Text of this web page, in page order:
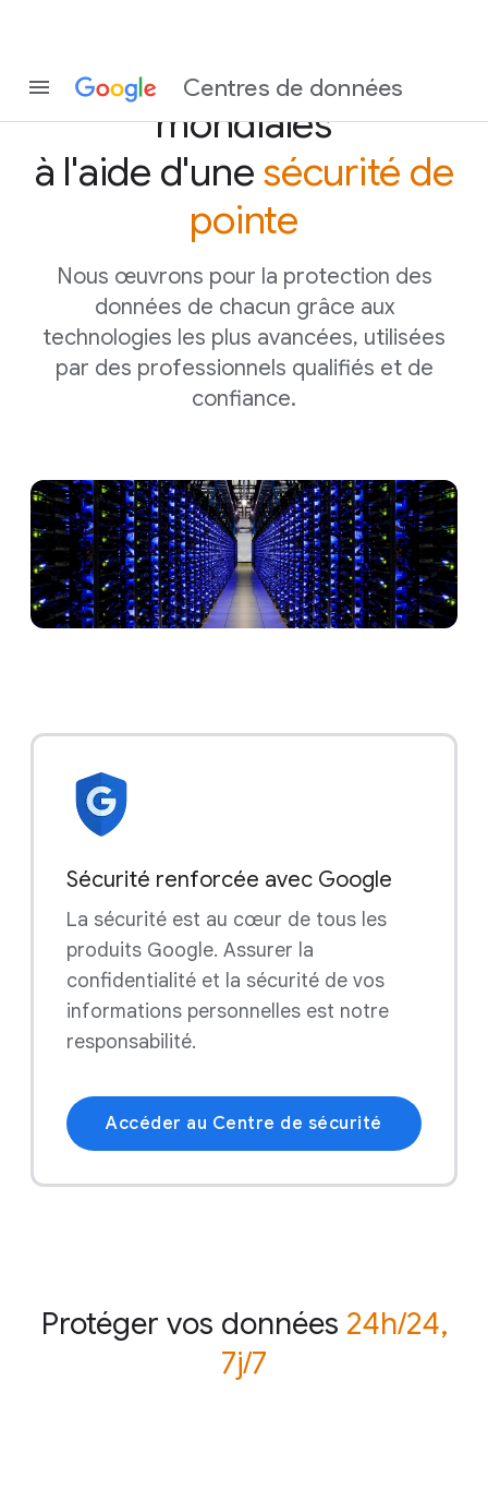
Centres de données
Protéger les données
mondiales
à l'aide d'une sécurité de
pointe
Nous œuvrons pour la protection des
données de chacun grâce aux
technologies les plus avancées, utilisées
par des professionnels qualifiés et de
confiance.
Sécurité renforcée avec Google
La sécurité est au cœur de tous les
produits Google. Assurer la
confidentialité et la sécurité de vos
informations personnelles est notre
responsabilité.
Accéder au Centre de sécurité
Protéger vos données 24h/24,
7j/7